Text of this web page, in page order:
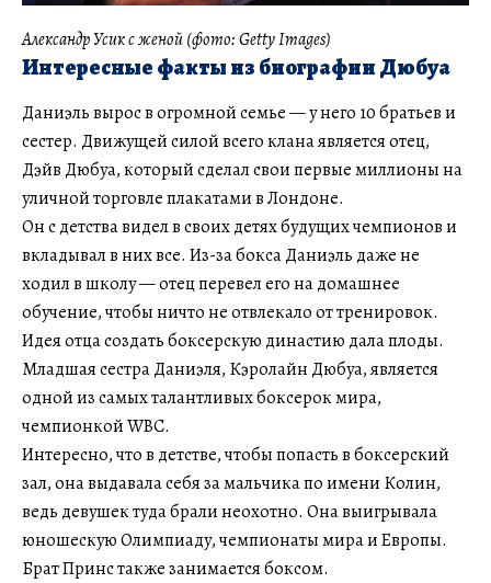
Александр Усик с женой (фото: Getty Images)
Интересные факты из биографии Дюбуа
Даниэль вырос в огромной семье — у него 10 братьев и
сестер. Движущей силой всего клана является отец,
Дэйв Дюбуа, который сделал свои первые миллионы на
уличной торговле плакатами в Лондоне.
Он с детства видел в своих детях будущих чемпионов и
вкладывал в них все. Из-за бокса Даниэль даже не
ходил в школу — отец перевел его на домашнее
обучение, чтобы ничто не отвлекало от тренировок.
Идея отца создать боксерскую династию дала плоды.
Младшая сестра Даниэля, Кэролайн Дюбуа, является
одной из самых талантливых боксерок мира,
чемпионкой WBC.
Интересно, что в детстве, чтобы попасть в боксерский
зал, она выдавала себя за мальчика по имени Колин,
ведь девушек туда брали неохотно. Она выигрывала
юношескую Олимпиаду, чемпионаты мира и Европы.
Брат Принс также занимается боксом.